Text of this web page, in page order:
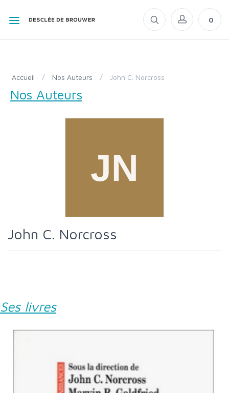
0
Accueil / Nos Auteurs / John C. Norcross
Nos Auteurs
John C. Norcross
Ses livres